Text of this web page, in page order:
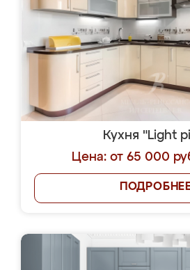
Кухня "Light
Цена: от 65 000